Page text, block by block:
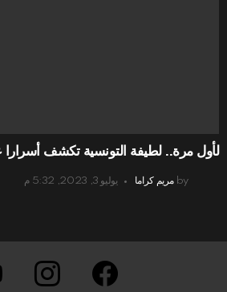
لأول مرة.. لطيفة التونسية تكشف أسرارا
by مريم كراما يوليو 3, 2023, 5:32 م
facebook